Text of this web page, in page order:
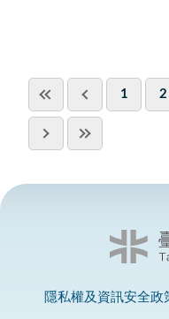
1 2
隱私權及資訊安全政